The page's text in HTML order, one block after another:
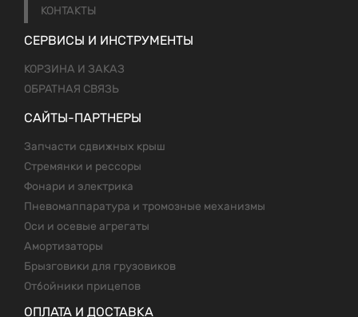
КОНТАКТЫ
СЕРВИСЫ И ИНСТРУМЕНТЫ
КОРЗИНА И ЗАКАЗ
ОБРАТНАЯ СВЯЗЬ
САЙТЫ-ПАРТНЕРЫ
Запчасти сдвижных крыш
Стремянки и рессоры
Фонари и электрика
Пневомаппаратура и тромозные механизмы
Оси и осевые агрегаты
Амортизаторы
Брызговики для грузовиков
Отбойники прицепов
ОПЛАТА И ДОСТАВКА